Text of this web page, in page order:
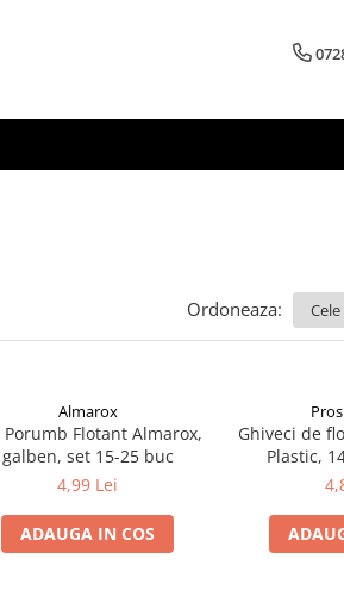
Ordoneaza:
Almarox
Porumb Flotant Almarox,
galben, set 15-25 buc
4,99 Lei
ADAUGA IN COS
Ghiveci de
Plastic,